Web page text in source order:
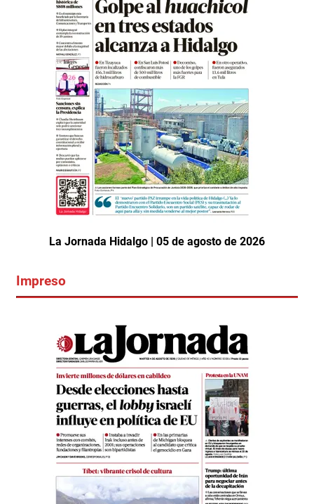
La Jornada Hidalgo | 05 de agosto de 2026
Impreso